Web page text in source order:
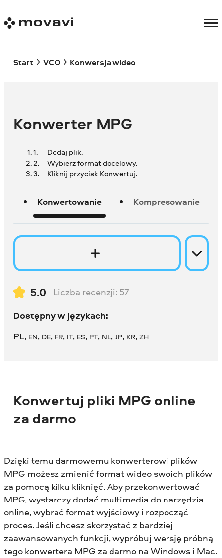
Start VCO Konwersja wideo
Konwerter MPG
Dodaj plik.
Wybierz format docelowy.
Kliknij przycisk Konwertuj.
Konwertowanie Kompresowanie
5.0 Liczba recenzji: 57
Dostępny w językach:
PL, EN, DE, FR, IT, ES, PT, NL,JP, KR,ZH
Konwertuj pliki MPG online
za darmo
Dzięki temu darmowemu konwerterowi plików
MPG możesz zmienić format wideo swoich plików
za pomocą kilku kliknięć. Aby przekonwertować
MPG, wystarczy dodać multimedia do narzędzia
online, wybrać format wyjściowy i rozpocząć
proces. Jeśli chcesz skorzystać z bardziej
zaawansowanych funkcji, wypróbuj wersję próbną
tego konwertera MPG za darmo na Windows i Mac.